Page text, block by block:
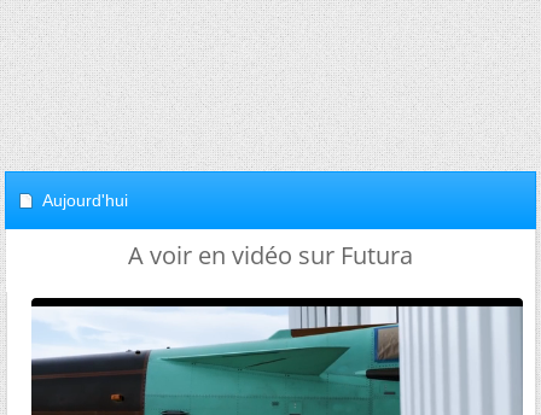
Aujourd'hui
A voir en vidéo sur Futura